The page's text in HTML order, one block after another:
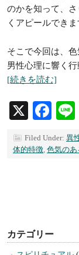
のかを知って、
くアピールできま
そこで今回は、
男性心理に響く行
[続きを読む]
X
Filed Under: 異
体的特徴, 色気の
カテゴリー